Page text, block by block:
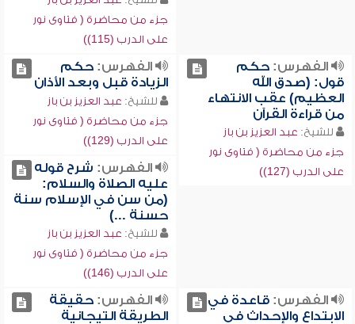
جزء من محاضرة ( فتاوى نور
على الدرب (115))
الفهرس:حكم
قول: (صدق الله
العظيم) عقب الانتهاء
من قراءة القرآن
للشيخ: عبد العزيز بن باز
جزء من محاضرة ( فتاوى نور
على الدرب (127))
الفهرس:حكم
الزيادة قبل وبعد الأذان
للشيخ: عبد العزيز بن باز
جزء من محاضرة ( فتاوى نور
على الدرب (129))
الفهرس: شرح قوله
عليه الصلاة والسلام:
(من سن في الإسلام سنة
حسنة ...)
للشيخ: عبد العزيز بن باز
جزء من محاضرة ( فتاوى نور
على الدرب (146))
الفهرس:قاعدة في
الابتداع والإحداث في
الفهرس:حقيقة
الطريقة التيجانية